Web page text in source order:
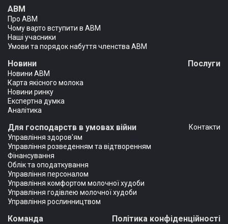
АВМ
Про АВМ
Чому варто вступити в АВМ
Наші учасники
Умови та порядок набуття членства АВМ
Новини
Новини АВМ
Карта якісного молока
Новини ринку
Експертна думка
Аналітика
Послуги
Для господарств в умовах війни
Управління здоров'ям
Управління розведенням та відтворенням
Фінансування
Облік та оподаткування
Управління персоналом
Управління комфортом молочної худоби
Управління годівлею молочної худоби
Управління рослинництвом
Контакти
Команда Політика конфіденційності